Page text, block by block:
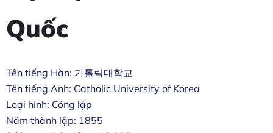
Quốc
Tên tiếng Hàn: 가톨릭대학교
Tên tiếng Anh: Catholic University of Korea
Loại hình: Công lập
Năm thành lập: 1855